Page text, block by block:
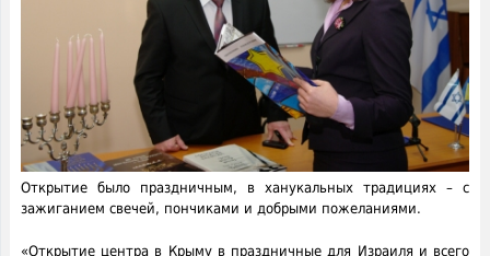
Открытие было праздничным, в ханукальных традициях – с
зажиганием свечей, пончиками и добрыми пожеланиями.
«Открытие центра в Крыму в праздничные для Израиля и всего